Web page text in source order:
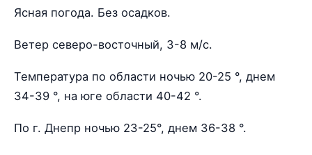
Ясная погода. Без осадков.
Ветер северо-восточный, 3-8 м/с.
Температура по области ночью 20-25 °, днем
34-39 °, на юге области 40-42 °.
По г. Днепр ночью 23-25°, днем 36-38 °.